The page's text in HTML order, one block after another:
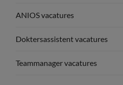
ANIOS vacatures
Doktersassistent vacatures
Teammanager vacatures